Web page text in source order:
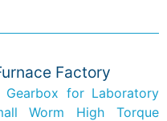
Factory
Gearbox for Laboratory
Worm High Torque